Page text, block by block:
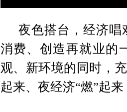
Play
夜色搭台，经济唱
消费、创造再就业的
观、新环境的同时，
起来、夜经济“燃”起